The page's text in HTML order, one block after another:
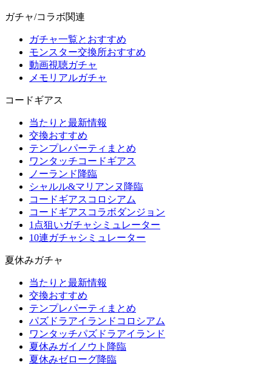
ガチャ/コラボ関連
ガチャ一覧とおすすめ
モンスター交換所おすすめ
動画視聴ガチャ
メモリアルガチャ
コードギアス
当たりと最新情報
交換おすすめ
テンプレパーティまとめ
ワンタッチコードギアス
ノーランド降臨
シャルル&マリアンヌ降臨
コードギアスコロシアム
コードギアスコラボダンジョン
1点狙いガチャシミュレーター
10連ガチャシミュレーター
夏休みガチャ
当たりと最新情報
交換おすすめ
テンプレパーティまとめ
パズドラアイランドコロシアム
ワンタッチパズドラアイランド
夏休みガイノウト降臨
夏休みゼローグ降臨